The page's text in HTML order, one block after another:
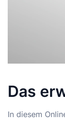
Das
In diesem